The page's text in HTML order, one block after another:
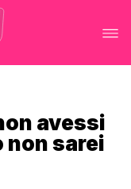
avessi
non sarei